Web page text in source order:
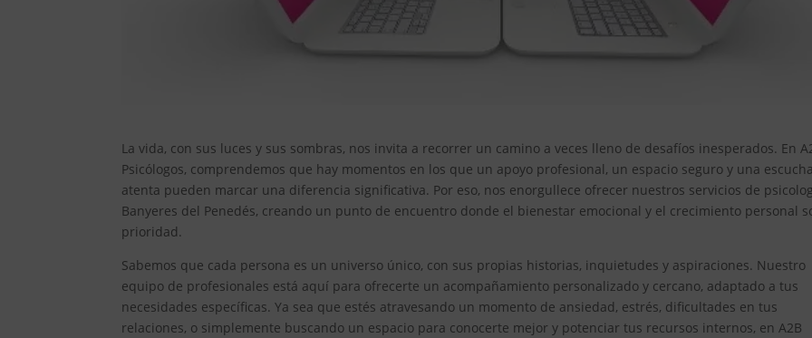
La vida, con sus luces y sus sombras, nos invita a recorrer un camino a veces lleno de desafíos inesperados. En
Psicólogos, comprendemos que hay momentos en los que un apoyo profesional, un espacio seguro y una
atenta pueden marcar una diferencia significativa. Por eso, nos enorgullece ofrecer nuestros servicios de
Banyeres del Penedés, creando un punto de encuentro donde el bienestar emocional y el crecimiento personal
prioridad.
Sabemos que cada persona es un universo único, con sus propias historias, inquietudes y aspiraciones. Nuestro
equipo de profesionales está aquí para ofrecerte un acompañamiento personalizado y cercano, adaptado a tus
necesidades específicas. Ya sea que estés atravesando un momento de ansiedad, estrés, dificultades en tus
relaciones, o simplemente buscando un espacio para conocerte mejor y potenciar tus recursos internos, en A2B